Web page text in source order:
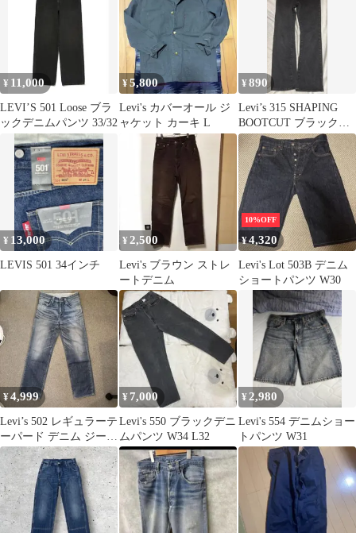
¥ 11,000
LEVI’S 501 Loose ブラ
ックデニムパンツ 33/32
¥5,800
Levi's カバーオール ジ
ャケット カーキ L
¥890
Levi’s 315 SHAPING
BOOTCUT ブラックデ
ニム
¥ 13,000
LEVIS 501 34インチ
¥ 2,500
Levi's ブラウン ストレ
ートデニム
10%OFF
¥4,320
Levi's Lot 503B デニム
ショートパンツ W30
¥4,999
Levi’s 502 レギュラーテ
ーパード デニム ジーン
ズ W32 L33
¥ 7,000
Levi's 550 ブラックデニ
ムパンツ W34 L32
¥ 2,980
Levi's 554 デニムショー
トパンツ W31